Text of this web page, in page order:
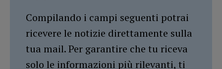
Compilando i campi seguenti potrai
ricevere le notizie direttamente sulla
tua mail. Per garantire che tu riceva
solo le informazioni più rilevanti, ti